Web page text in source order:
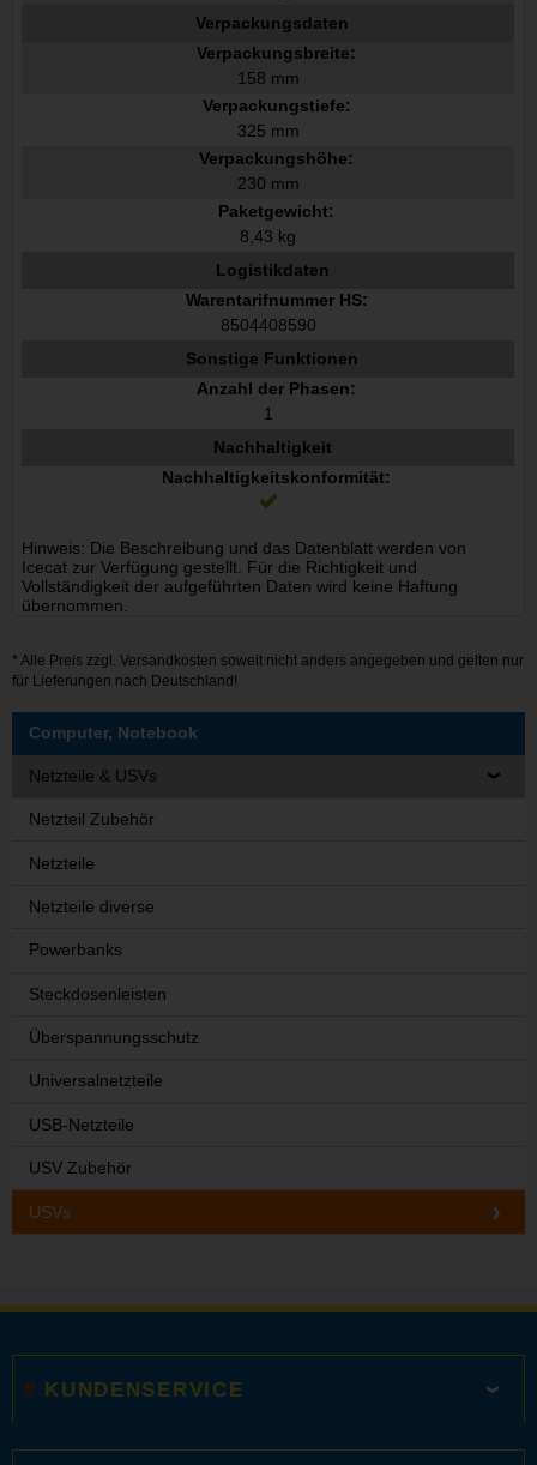
Verpackungsdaten
Verpackungsbreite:
158 mm
Verpackungstiefe:
325 mm
Verpackungshöhe:
230 mm
Paketgewicht:
8,43 kg
Logistikdaten
Warentarifnummer HS:
8504408590
Sonstige Funktionen
Anzahl der Phasen:
1
Nachhaltigkeit
Nachhaltigkeitskonformität:
Hinweis: Die Beschreibung und das Datenblatt werden von
Icecat zur Verfügung gestellt. Für die Richtigkeit und
Vollständigkeit der aufgeführten Daten wird keine Haftung
übernommen.
* Alle Preis zzgl. Versandkosten soweit nicht anders angegeben und gelten nur
für Lieferungen nach Deutschland!
Computer, Notebook
Netzteile & USVs
Netzteil Zubehör
Netzteile
Netzteile diverse
Powerbanks
Steckdosenleisten
Überspannungsschutz
Universalnetzteile
USB-Netzteile
USV Zubehör
USVs
KUNDENSERVICE